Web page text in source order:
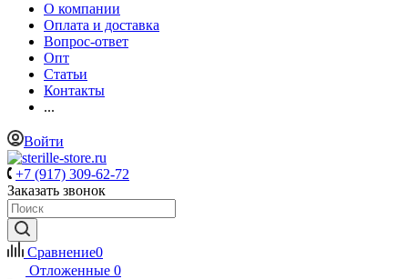
О компании
Оплата и доставка
Вопрос-ответ
Опт
Статьи
Контакты
...
Войти
+7 (917) 309-62-72
Заказать звонок
Сравнение0
Отложенные 0